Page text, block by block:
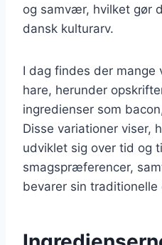
og samvær, hvilket gør
dansk kulturarv.
I dag findes der mange
hare, herunder
ingredienser som
Disse variationer viser,
udviklet sig over tid og
smagspræferencer,
bevarer sin traditionelle